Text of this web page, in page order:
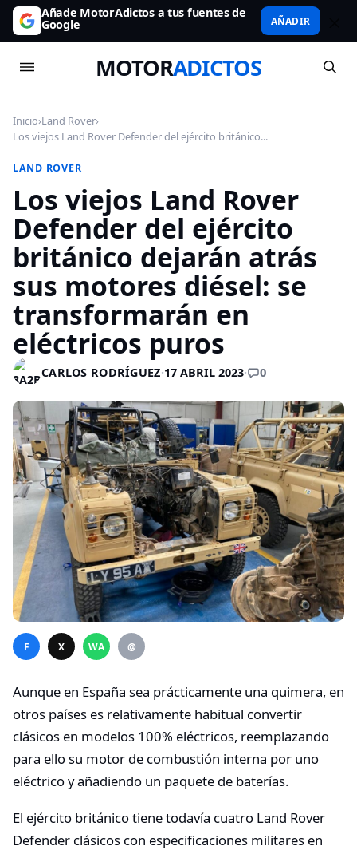
Añade MotorAdictos a tus fuentes de
Google AÑADIR
MOTORADICTOS
Inicio›Land Rover›
Los viejos Land Rover Defender del ejército británico...
LAND ROVER
Los viejos Land Rover
Defender del ejército
británico dejarán atrás
sus motores diésel: se
transformarán en
eléctricos puros
CARLOS RODRÍGUEZ·17 ABRIL 2023· 0
F X WA @
Aunque en España sea prácticamente una quimera, en
otros países es relativamente habitual convertir
clásicos en modelos 100% eléctricos, reemplazando
para ello su motor de combustión interna por uno
eléctrico y añadiendo un paquete de baterías.
El ejército británico tiene todavía cuatro Land Rover
Defender clásicos con especificaciones militares en